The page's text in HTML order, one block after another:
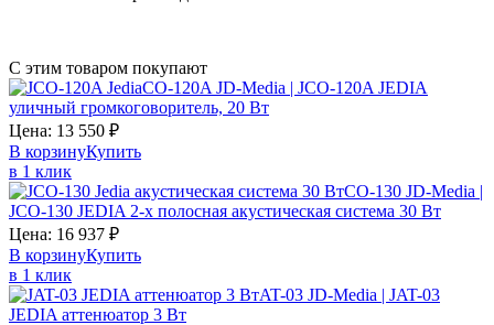
С этим товаром покупают
CO-120A JD-Media | JCO-120A JEDIA
уличный громкоговоритель, 20 Вт
Цена: 13 550 ₽
В корзинуКупить
в 1 клик
CO-130 JD-Media |
JCO-130 JEDIA 2-х полосная акустическая система 30 Вт
Цена: 16 937 ₽
В корзинуКупить
в 1 клик
AT-03 JD-Media | JAT-03
JEDIA аттенюатор 3 Вт